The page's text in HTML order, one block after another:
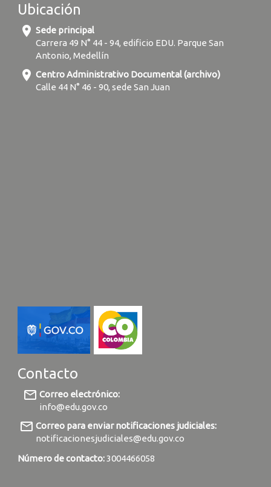
Ubicación
location_on Sede principal
Carrera 49 N° 44 - 94, edificio EDU. Parque San
Antonio, Medellín
location_on Centro Administrativo Documental (archivo)
Calle 44 N° 46 - 90, sede San Juan
Contacto
mail_outline Correo electrónico:
info@edu.gov.co
mail_outline Correo para enviar notificaciones judiciales:
notificacionesjudiciales@edu.gov.co
Número de contacto:3004466058